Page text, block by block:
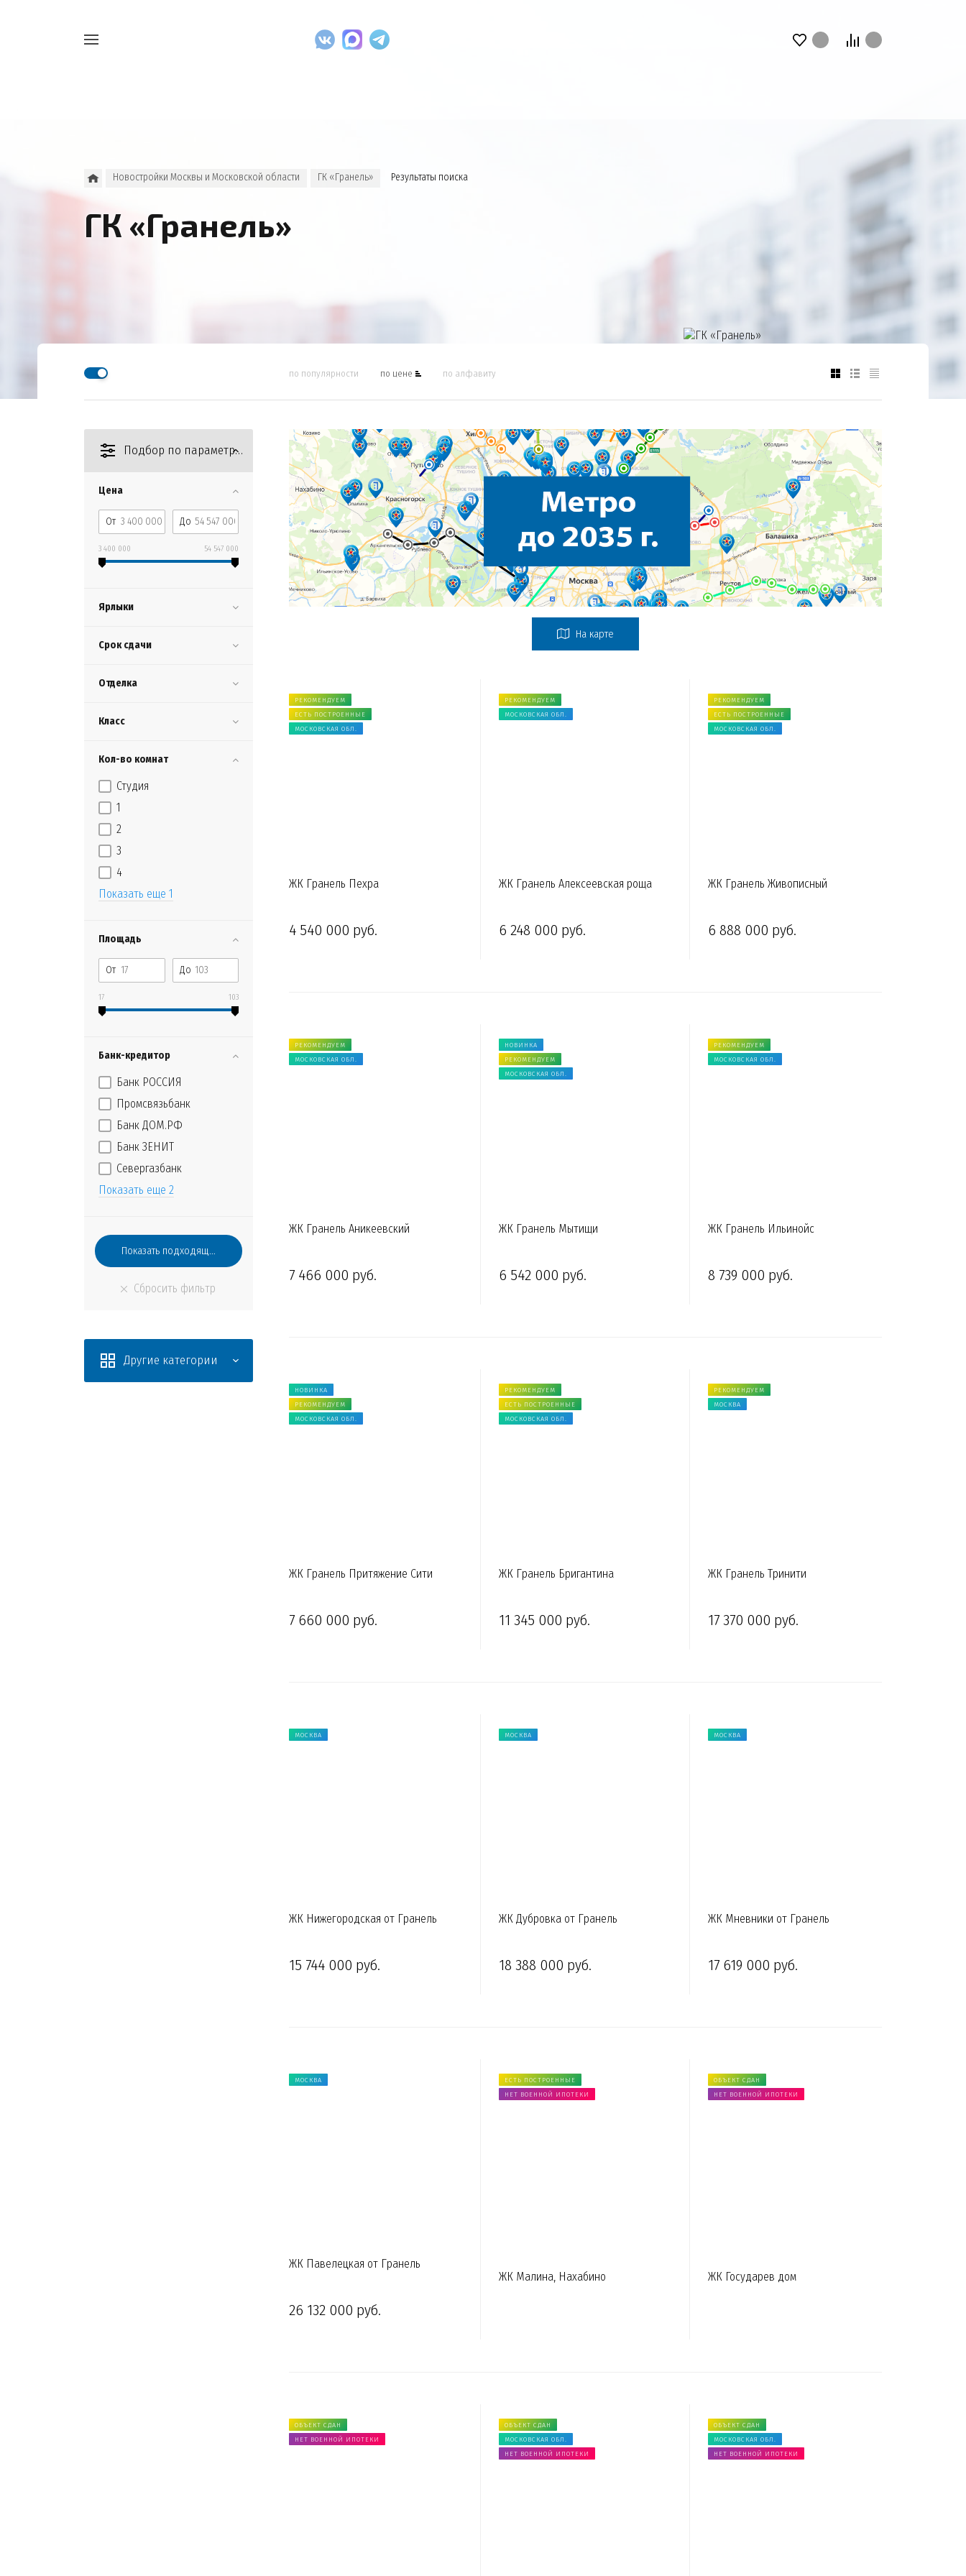
Новостройки Москвы и Московской области ГК «Гранель» Результаты поиска
ГК «Гранель»
по популярности по цене по алфавиту
Подбор по параметрам
Цена
От До
3 400 000 54 547 000
Ярлыки
Срок сдачи
Отделка
Класс
Кол-во комнат
Студия
1
2
3
4
Показать еще 1
Площадь
От До
17 103
Банк-кредитор
Банк РОССИЯ
Промсвязьбанк
Банк ДОМ.РФ
Банк ЗЕНИТ
Севергазбанк
Показать еще 2
Другие категории
На карте
РЕКОМЕНДУЕМ
ЕСТЬ ПОСТРОЕННЫЕ
МОСКОВСКАЯ ОБЛ.
ЖК Гранель Пехра
4 540 000 руб.
РЕКОМЕНДУЕМ
МОСКОВСКАЯ ОБЛ.
ЖК Гранель Алексеевская роща
6 248 000 руб.
РЕКОМЕНДУЕМ
ЕСТЬ ПОСТРОЕННЫЕ
МОСКОВСКАЯ ОБЛ.
ЖК Гранель Живописный
6 888 000 руб.
РЕКОМЕНДУЕМ
МОСКОВСКАЯ ОБЛ.
ЖК Гранель Аникеевский
7 466 000 руб.
НОВИНКА
РЕКОМЕНДУЕМ
МОСКОВСКАЯ ОБЛ.
ЖК Гранель Мытищи
6 542 000 руб.
РЕКОМЕНДУЕМ
МОСКОВСКАЯ ОБЛ.
ЖК Гранель Ильинойс
8 739 000 руб.
НОВИНКА
РЕКОМЕНДУЕМ
МОСКОВСКАЯ ОБЛ.
ЖК Гранель Притяжение Сити
7 660 000 руб.
РЕКОМЕНДУЕМ
ЕСТЬ ПОСТРОЕННЫЕ
МОСКОВСКАЯ ОБЛ.
ЖК Гранель Бригантина
11 345 000 руб.
РЕКОМЕНДУЕМ
МОСКВА
ЖК Гранель Тринити
17 370 000 руб.
МОСКВА
ЖК Нижегородская от Гранель
15 744 000 руб.
МОСКВА
ЖК Дубровка от Гранель
18 388 000 руб.
МОСКВА
ЖК Мневники от Гранель
17 619 000 руб.
МОСКВА
ЖК Павелецкая от Гранель
26 132 000 руб.
ЕСТЬ ПОСТРОЕННЫЕ
НЕТ ВОЕННОЙ ИПОТЕКИ
ЖК Малина, Нахабино
ОБЪЕКТ СДАН
НЕТ ВОЕННОЙ ИПОТЕКИ
ЖК Государев дом
ОБЪЕКТ СДАН
НЕТ ВОЕННОЙ ИПОТЕКИ
ОБЪЕКТ СДАН
МОСКОВСКАЯ ОБЛ.
НЕТ ВОЕННОЙ ИПОТЕКИ
ОБЪЕКТ СДАН
МОСКОВСКАЯ ОБЛ.
НЕТ ВОЕННОЙ ИПОТЕКИ